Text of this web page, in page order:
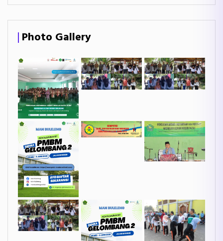
Photo Gallery